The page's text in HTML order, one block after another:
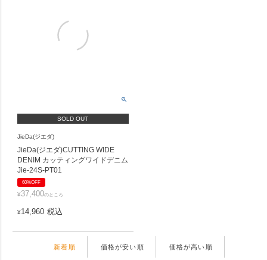
SOLD OUT
JieDa(ジエダ)
JieDa(ジエダ)CUTTING WIDE
DENIM カッティングワイドデニム
Jie-24S-PT01
60%OFF
¥37,400のところ
¥14,960 税込
新着順 価格が安い順 価格が高い順